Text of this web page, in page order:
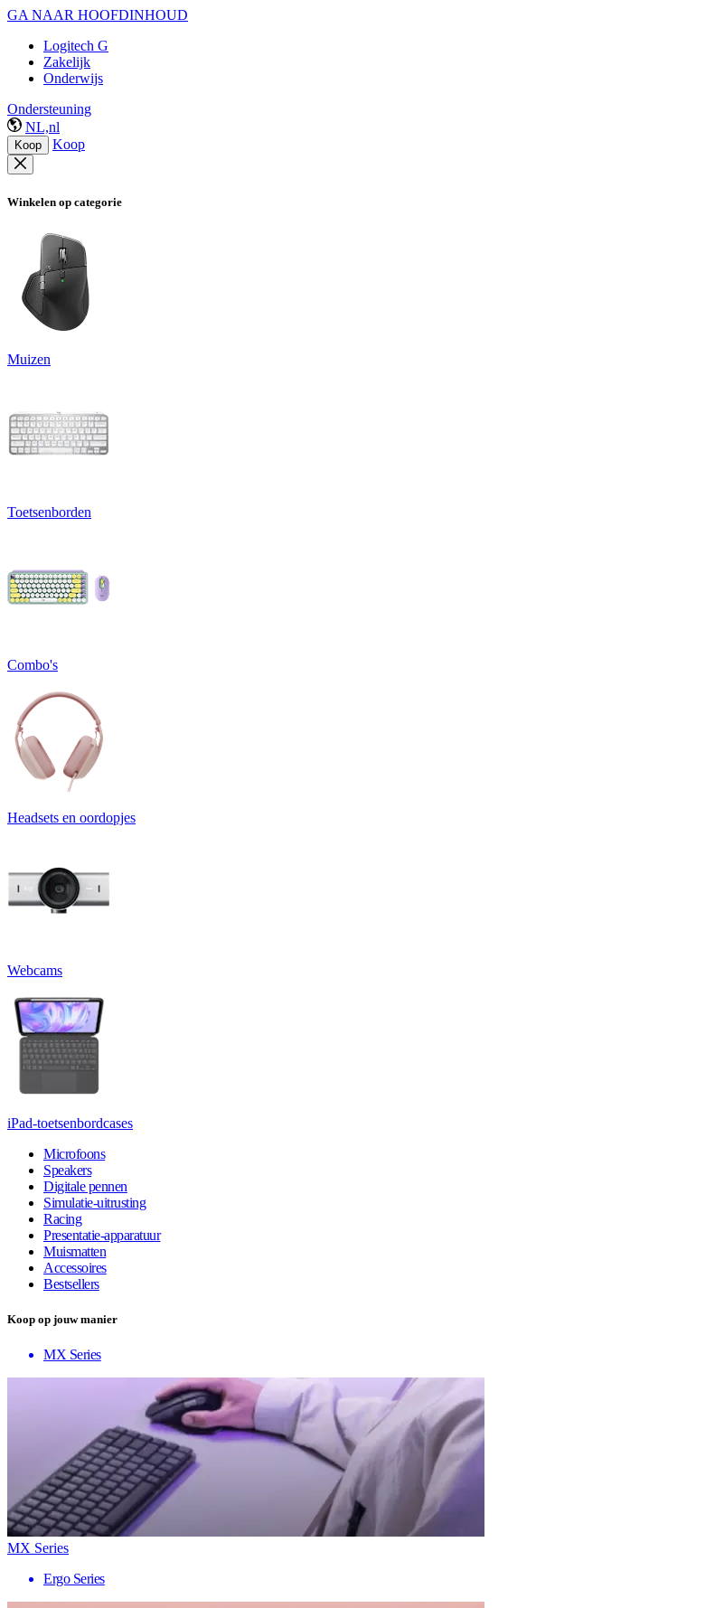
GA NAAR HOOFDINHOUD
Logitech G
Zakelijk
Onderwijs
Ondersteuning
NL,nl
Koop Koop
Winkelen op categorie
Muizen
Toetsenborden
Combo's
Headsets en oordopjes
Webcams
iPad-toetsenbordcases
Microfoons
Speakers
Digitale pennen
Simulatie-uitrusting
Racing
Presentatie-apparatuur
Muismatten
Accessoires
Bestsellers
Koop op jouw manier
MX Series
MX Series
Ergo Series